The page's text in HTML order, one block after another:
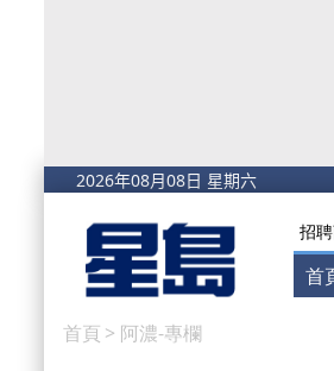
招
首
首頁 > 阿濃-專欄